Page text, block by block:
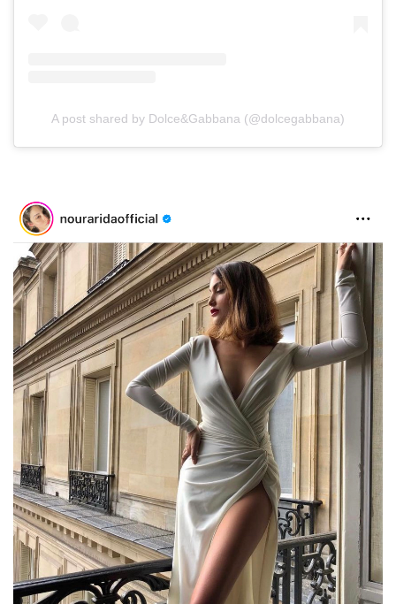
A post shared by Dolce&Gabbana (@dolcegabbana)